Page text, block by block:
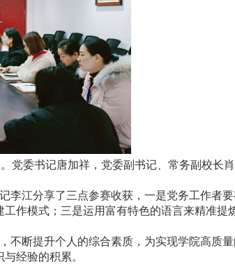
党委书记唐加祥，党委副书记、常务副校长肖
李江分享了三点参赛收获，一是党务工作者
作模式；三是运用富有特色的语言来精准提
不断提升个人的综合素质，为实现学院高质
经验的积累。